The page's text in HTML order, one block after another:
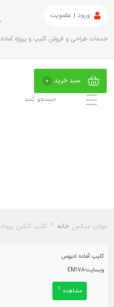
ورود | عضویت
خدمات طراحی و فروش کلیپ و پروژه آماده
0 سبد خرید
☰
عرفان میکس خانه کلیپ اکشن
کلیپ آماده ادیوس
وبسایت-EM178
مشاهده